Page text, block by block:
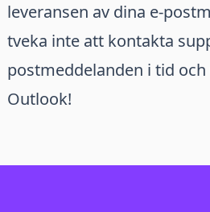
leveransen av dina e-
tveka inte att kontakta
postmeddelanden i tid
Outlook!